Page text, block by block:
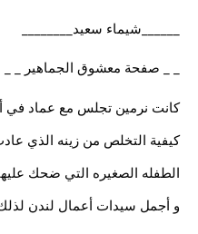
______شيماء سعيد________
_ _ صفحة معشوق الجماهير _ _
كانت نرمين تجلس مع عماد في
كيفية التخلص من زينه الذي
الطفله الصغيره التي ضحك
و أجمل سيدات أعمال لندن